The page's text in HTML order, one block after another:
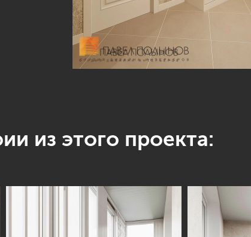
из этого проекта: